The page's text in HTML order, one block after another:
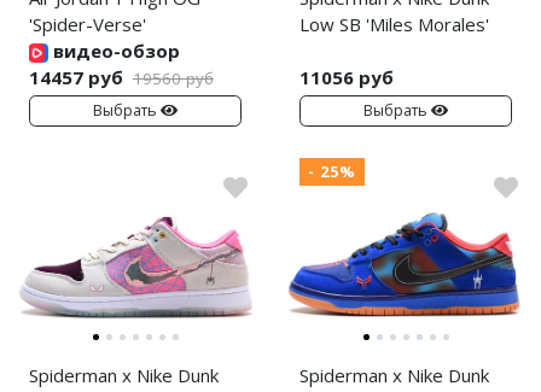
'Spider-Verse'
видео-обзор
14457 руб 19560 руб
Выбрать
Low SB 'Miles Morales'
11056 руб
Выбрать
Spiderman x Nike Dunk
- 25%
Spiderman x Nike Dunk